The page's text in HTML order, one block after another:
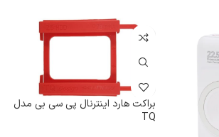
براکت هارد اینترنال پی سی بی مدل
TQ